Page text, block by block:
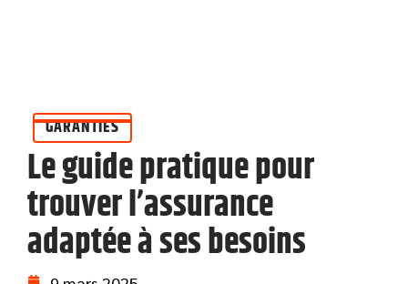
GARANTIES
Le guide pratique pour
trouver l’assurance
adaptée à ses besoins